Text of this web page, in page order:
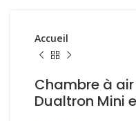
Accueil
Chambre à air
Dualtron Mini